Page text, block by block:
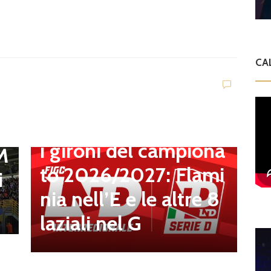
i gironi del campiona
to 2026/2027: Flami
nia nell’E e le altre 8
laziali nel G